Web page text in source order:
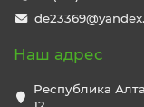
Наш адрес
Республика